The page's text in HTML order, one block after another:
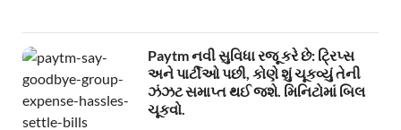
Paytm નવી સુવિધા રજૂ કરે છે: ટ્રિપ્સ
અને પાર્ટીઓ પછી, કોણે શું ચૂકવ્યું તેની
ઝંઝટ સમાપ્ત થઈ જશે. મિનિટોમાં બિલ
ચૂકવો.